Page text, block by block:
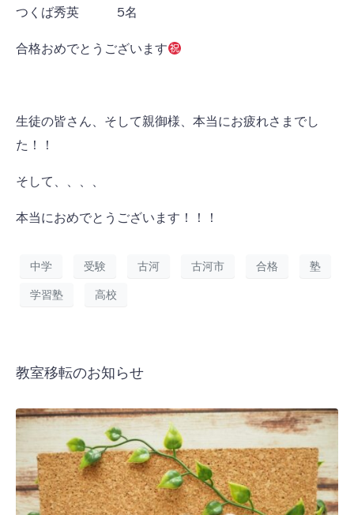
つくば秀英 5名
合格おめでとうございます
生徒の皆さん、そして親御様、本当にお疲れさまでし
た！！
そして、、、、
本当におめでとうございます！！！
中学 受験 古河 古河市 合格
塾
学習塾
高校
教室移転のお知らせ